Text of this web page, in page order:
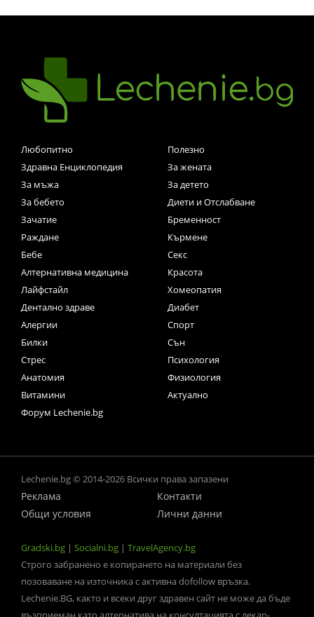
Любопитно
Полезно
Здравна Енциклопедия
За жената
За мъжа
За детето
За бебето
Диети и Отслабване
Зачатие
Бременност
Раждане
Кърмене
Бебе
Секс
Алтернативна медицина
Красота
Лайфстайл
Хомеопатия
Дентално здраве
Диабет
Алергии
Спорт
Билки
Сън
Стрес
Психология
Анатомия
Физиология
Витамини
Актуално
Форум Lechenie.bg
Lechenie.bg © 2014-2026 Всички права запазени
Реклама
Контакти
Общи условия
Лични данни
Gradski.bg | Socialni.bg | TravelAgency.bg
Строго забранено е копирането на материали без
позоваване на източника с активна dofollow връзка.
Lechenie.BG, както и всеки друг здравен сайт не може да бъде